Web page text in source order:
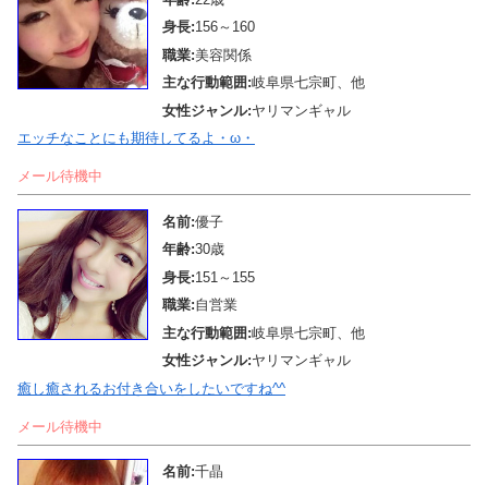
身長:156～160
職業:美容関係
主な行動範囲:岐阜県七宗町、他
女性ジャンル:ヤリマンギャル
エッチなことにも期待してるよ・ω・
メール待機中
名前:優子
年齢:30歳
身長:151～155
職業:自営業
主な行動範囲:岐阜県七宗町、他
女性ジャンル:ヤリマンギャル
癒し癒されるお付き合いをしたいですね^^
メール待機中
名前:千晶